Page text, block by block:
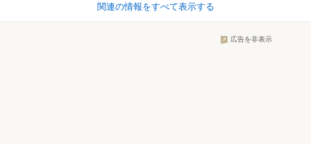
関連の情報をすべて表示する
広告を非表示